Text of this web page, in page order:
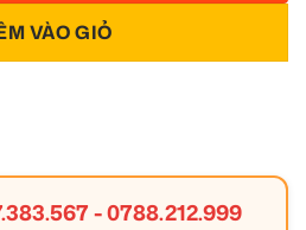
VÀO GIỎ
-0788.212.999